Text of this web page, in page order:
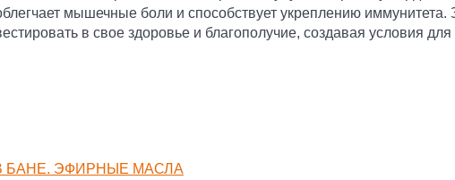
мышечные боли и способствует укреплению иммунитета.
в свое здоровье и благополучие, создавая условия
БАНЕ. ЭФИРНЫЕ МАСЛА